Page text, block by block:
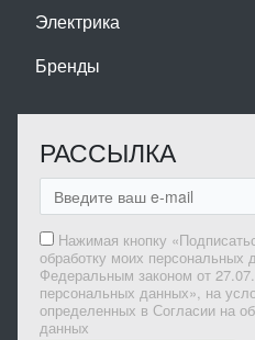
Электрика
Бренды
РАССЫЛКА
Нажимая кнопку
обработку моих персональных
Федеральным законом от
персональных данных», на
определенных в Согласии на
данных